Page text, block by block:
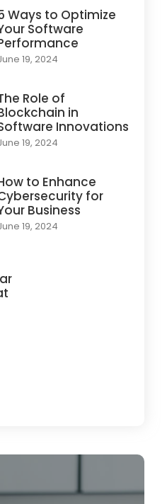
Ways to Optimize
Software
19, 2024
Role of
in
Innovations
19, 2024
to Enhance
for
Business
19, 2024